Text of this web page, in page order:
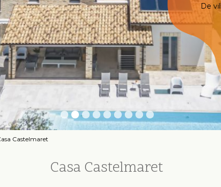
De
Castelmaret
Casa Castelmaret